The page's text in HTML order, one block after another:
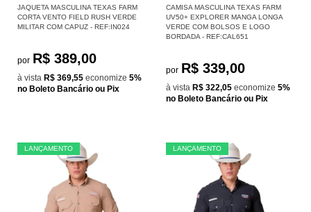
JAQUETA MASCULINA TEXAS FARM
CORTA VENTO FIELD RUSH VERDE
MILITAR COM CAPUZ - REF:IN024
por R$ 389,00
à vista R$ 369,55 economize 5%
no Boleto Bancário ou Pix
CAMISA MASCULINA TEXAS FARM
UV50+ EXPLORER MANGA LONGA
VERDE COM BOLSOS E LOGO
BORDADA - REF:CAL651
por R$ 339,00
à vista R$ 322,05 economize 5%
no Boleto Bancário ou Pix
LANÇAMENTO LANÇAMENTO